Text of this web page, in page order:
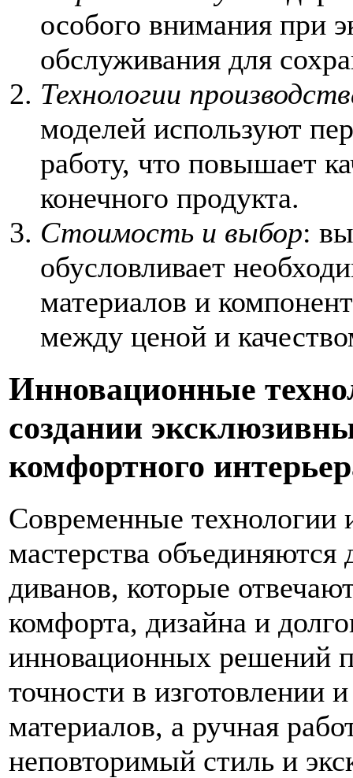
особого внимания при
обслуживания для
Технологии
моделей используют
работу, что повышает
конечного продукта.
Стоимость и выбор:
обусловливает
материалов и
между ценой и
Инновационные
создании
комфортного
Современные технологии
мастерства объединяются
диванов, которые
комфорта, дизайна и
инновационных решений
точности в изготовлении
материалов, а ручная
неповторимый стиль и